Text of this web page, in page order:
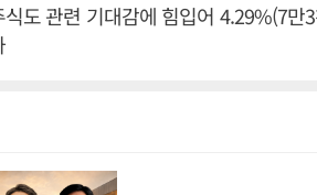
도 관련 기대감에 힘입어 4.29%(7